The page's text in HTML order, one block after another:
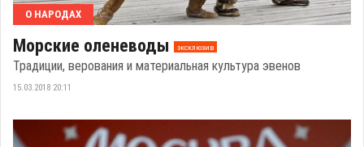
О НАРОДАХ
Морские оленеводы эксклюзив
Традиции, верования и материальная культура эвенов
15.03.2018 20:11